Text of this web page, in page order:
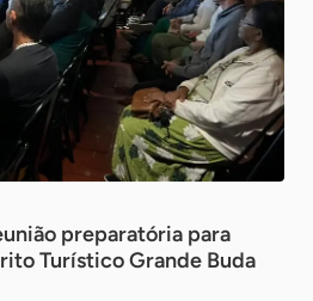
preparatória para
Turístico Grande Buda